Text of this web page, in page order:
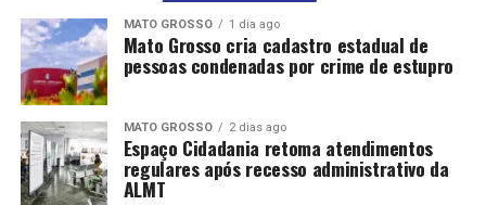
MATO GROSSO 1 dia ago
Mato Grosso cria cadastro estadual de
pessoas condenadas por crime de estupro
MATO GROSSO 2 dias ago
Espaço Cidadania retoma atendimentos
regulares após recesso administrativo da
ALMT